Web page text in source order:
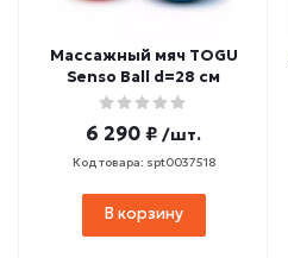
Массажный мяч TOGU
Senso Ball d=28 см
6 290 ₽ /шт.
Код товара: spt0037518
В корзину